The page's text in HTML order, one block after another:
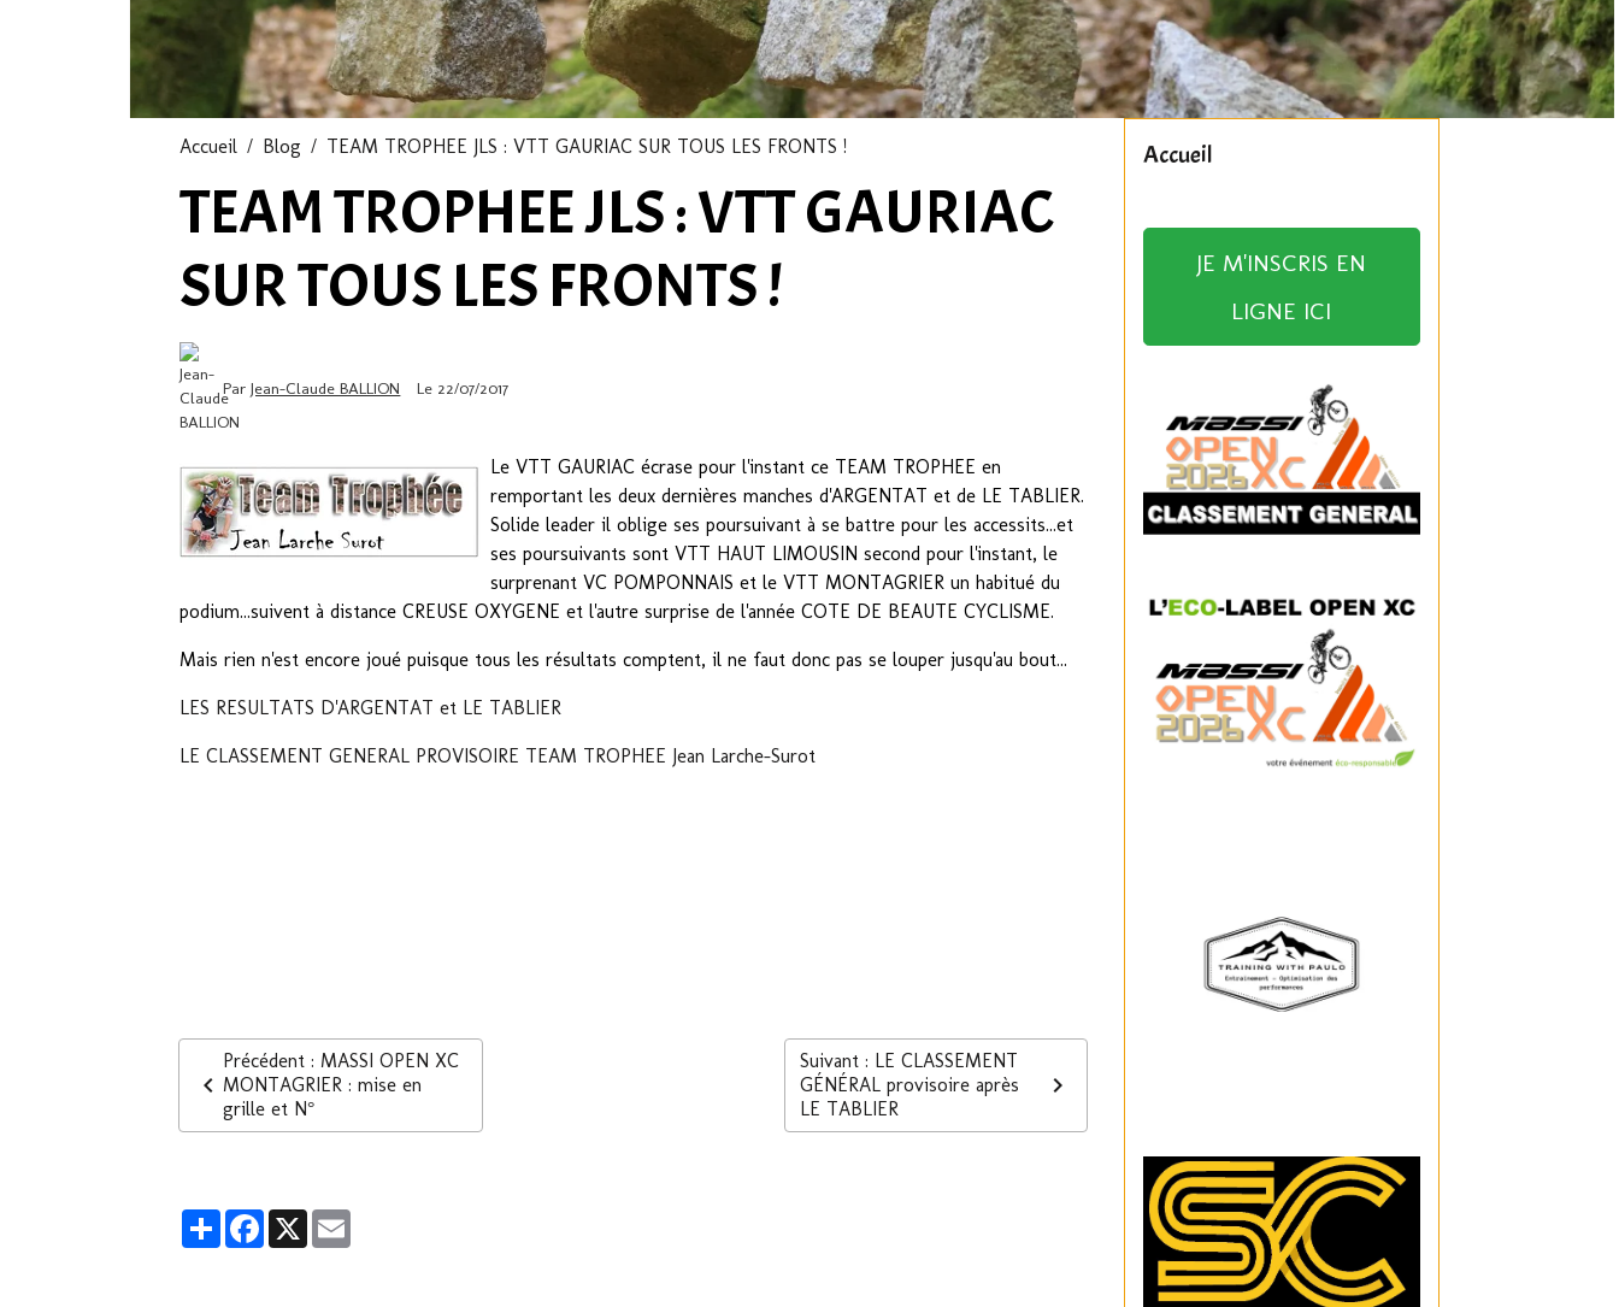
Accueil Blog TEAM TROPHEE JLS : VTT GAURIAC SUR TOUS LES FRONTS !
TEAM TROPHEE JLS : VTT GAURIAC
SUR TOUS LES FRONTS !
ParJean-Claude BALLION Le 22/07/2017
Le VTT GAURIAC écrase pour l'instant ce TEAM TROPHEE en
remportant les deux dernières manches d'ARGENTAT et de LE TABLIER.
Solide leader il oblige ses poursuivant à se battre pour les accessits...et
ses poursuivants sont VTT HAUT LIMOUSIN second pour l'instant, le
surprenant VC POMPONNAIS et le VTT MONTAGRIER un habitué du
podium...suivent à distance CREUSE OXYGENE et l'autre surprise de l'année COTE DE BEAUTE CYCLISME.
Mais rien n'est encore joué puisque tous les résultats comptent, il ne faut donc pas se louper jusqu'au bout...
LES RESULTATS D'ARGENTAT et LE TABLIER
LE CLASSEMENT GENERAL PROVISOIRE TEAM TROPHEE Jean Larche-Surot
Précédent : MASSI OPEN XC
MONTAGRIER : mise en
grille et N°
Suivant : LE CLASSEMENT
GÉNÉRAL provisoire après
LE TABLIER
PartagerFacebook
X
Accueil
JE M'INSCRIS EN
LIGNE ICI